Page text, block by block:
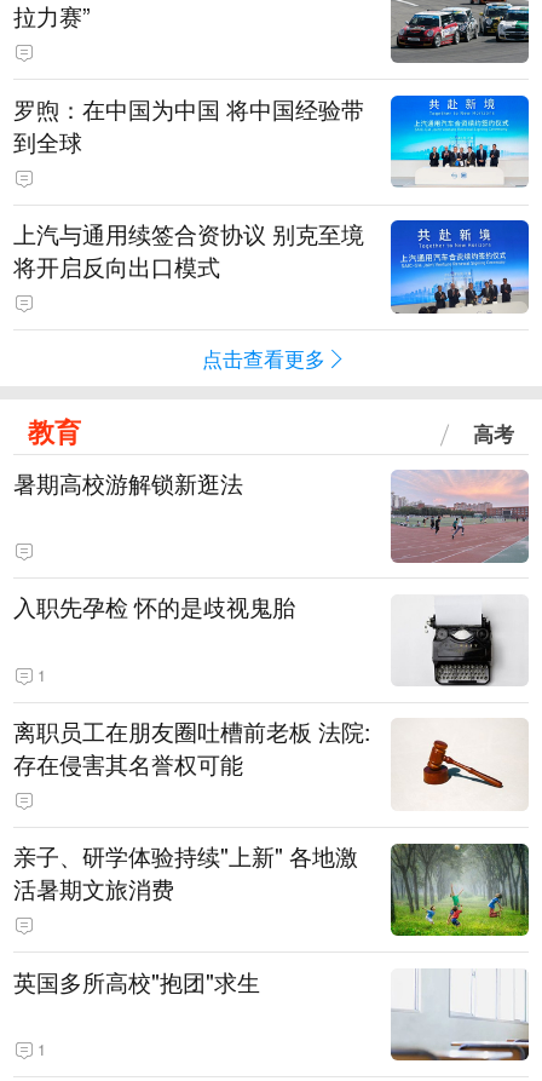
拉力赛”
罗煦：在中国为中国 将中国经验带
到全球
上汽与通用续签合资协议 别克至境
将开启反向出口模式
点击查看更多
教育 高考
暑期高校游解锁新逛法
入职先孕检 怀的是歧视鬼胎
1
离职员工在朋友圈吐槽前老板 法院:
存在侵害其名誉权可能
亲子、研学体验持续"上新" 各地激
活暑期文旅消费
英国多所高校"抱团"求生
1